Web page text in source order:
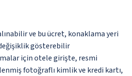
ve bu ücret, konaklama yeri
gösterebilir
için otele girişte, resmi
fotoğraflı kimlik ve kredi kartı,